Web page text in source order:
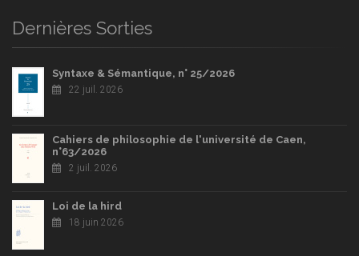
Dernières Sorties
Syntaxe & Sémantique, n° 25/2026
22 juil. 2026
Cahiers de philosophie de l'université de Caen,
n°63/2026
2 juil. 2026
Loi de la hird
18 juin 2026